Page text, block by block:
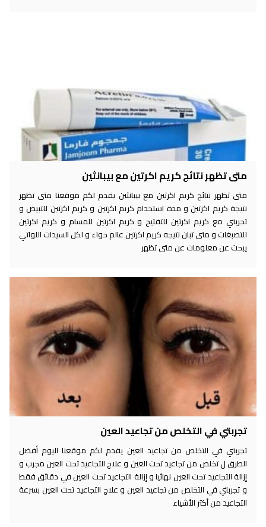
متى تظهر نتائج كريم اكرتين مع بيبانثين
متى تظهر نتائج كريم اكرتين مع بيبانثين يقدم لكم موقعنا متى تظهر
نتيجة كريم اكرتين و مدة استخدام كريم اكرتين و كريم اكرتين للتبيض و
تجربتي مع كريم اكرتين للتفتيح و كريم اكرتين للمسام و كريم اكرتين
للتصبغات و متى تبان نتيجه كريم اكرتين عالم حواء و لكل السيدات اللواتي
يبحث عن معلومات عن متى تظهر
تجربتي في التخلص من تجاعيد العين
تجربتي في التخلص من تجاعيد العين يقدم لكم موقعنا اليوم أفضل
الطرق ل تخلص من تجاعيد تحت العين و علاج التجاعيد تحت العين مجرب و
إزالة التجاعيد تحت العين نهائيا و إزالة التجاعيد تحت العين في دقائق فقط
و تجربتي في التخلص من تجاعيد العين و علاج التجاعيد تحت العين بسرعة
التجاعيد من أكثر الأشياء